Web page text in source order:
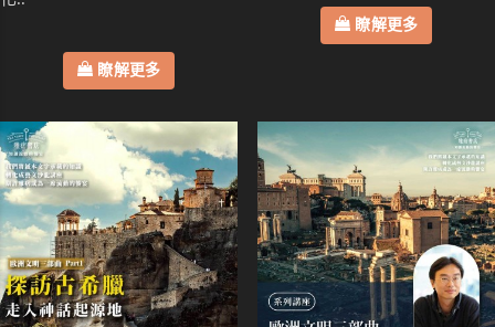
瞭解更多
瞭解更多